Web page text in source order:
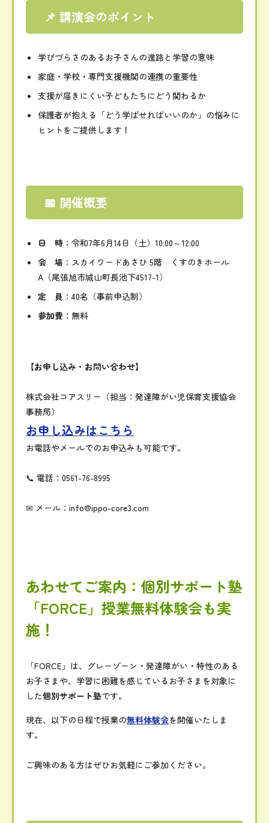
📌講演会のポイント
学びづら さ のある お子さんの進路と 学習の意味
家庭・ 学校・専門支援機関の連携の重要性
支援が届き にくい子ども たち に どう 関わるか
保護者が抱える「どう 学ばせればいいのか」 の悩み に
ヒント をご提供 し ます！
📅 開催概要
日 時 ：令和7年6月14日（土）10:00～12:00
会場 ： スカイ ワードあさひ5階 くすのき ホール
A （尾張旭市城山町長池下4517-1）
定 員 ：40名（事前申込制）
参加費 ： 無料
【お申し込み・ お問い合わせ】
株式会社コアスリー（担当：発達障がい児保育支援協会
事務局）
お申し込みはこちら
お電話やメールでのお申込みも可能です。
📞電話：0561-76-8995
✉ メール：info@ippo-core3.com
あわせて ご案内：個別サポート塾
「FORCE」授業無料体験会も実
施！
「FORCE」 は、 グレー ゾーン・発達障がい・特性のある
お子さまや、 学習に困難を感じている お子さま を対象に
した個別サポート塾です。
現在、以下の日程で授業の無料体験会を開催いた し ま
す。
ご興味のある方はぜひお気軽に ご参加 ください。